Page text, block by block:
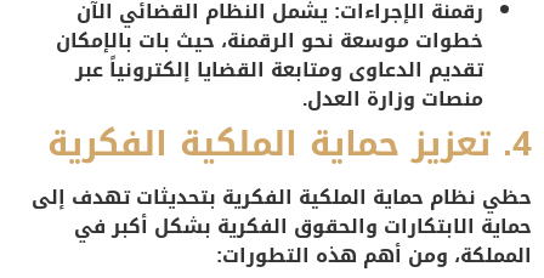
رقمنة الإجراءات: يشمل النظام القضائي الآن
خطوات موسعة نحو الرقمنة، حيث بات بالإمكان
تقديم الدعاوى ومتابعة القضايا إلكترونياً عبر
منصات وزارة العدل.
4. تعزيز حماية الملكية الفكرية
حظي نظام حماية الملكية الفكرية بتحديثات تهدف إلى
حماية الابتكارات والحقوق الفكرية بشكل أكبر في
المملكة، ومن أهم هذه التطورات: